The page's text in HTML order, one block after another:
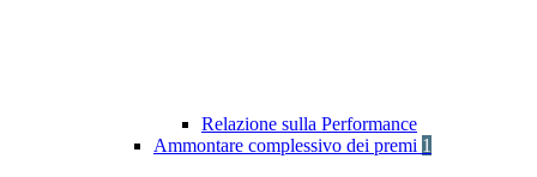
Relazione sulla Performance
Ammontare complessivo dei premi 1